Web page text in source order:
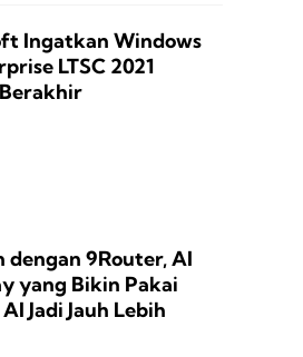
Ingatkan Windows
LTSC 2021
dengan 9Router, AI
yang Bikin Pakai
Jadi Jauh Lebih